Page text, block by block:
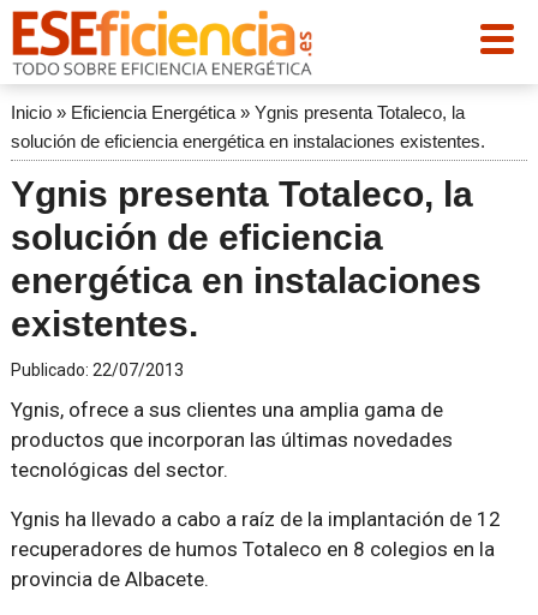
Inicio» Eficiencia Energética» Ygnis presenta Totaleco, la
solución de eficiencia energética en instalaciones existentes.
Ygnis presenta Totaleco, la
solución de eficiencia
energética en instalaciones
existentes.
Publicado: 22/07/2013
Ygnis, ofrece a sus clientes una amplia gama de
productos que incorporan las últimas novedades
tecnológicas del sector.
Ygnis ha llevado a cabo a raíz de la implantación de 12
recuperadores de humos Totaleco en 8 colegios en la
provincia de Albacete.